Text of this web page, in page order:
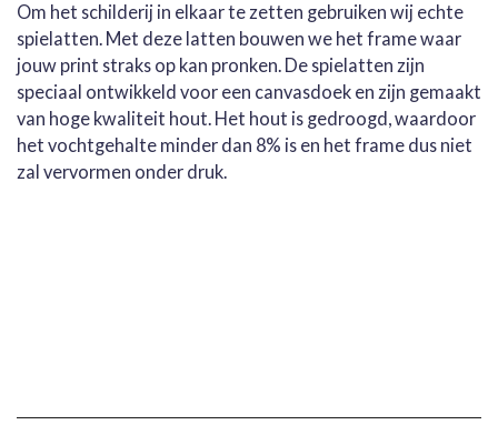
Om het schilderij in elkaar te zetten gebruiken wij echte
spielatten. Met deze latten bouwen we het frame waar
jouw print straks op kan pronken. De spielatten zijn
speciaal ontwikkeld voor een canvasdoek en zijn gemaakt
van hoge kwaliteit hout. Het hout is gedroogd, waardoor
het vochtgehalte minder dan 8% is en het frame dus niet
zal vervormen onder druk.